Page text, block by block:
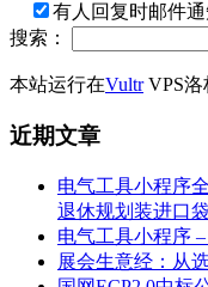
有人回复时邮件
搜索：
本站运行在VultrVPS洛
近期文章
电气工具小程序
退休规划装进口袋
电气工具小程序
展会生意经：从